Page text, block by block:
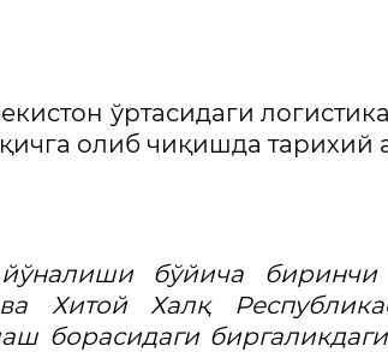
ўртасидаги
олиб чиқишда тарихий
бўйича
Хитой Халқ
борасидаги